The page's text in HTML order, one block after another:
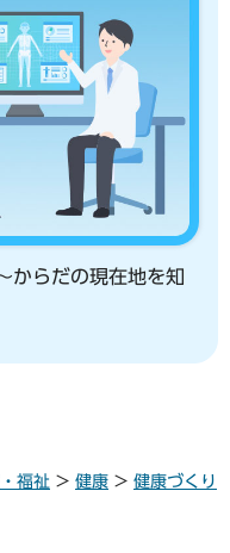
からだの現在地を知
福祉 > 健康 > 健康づくり